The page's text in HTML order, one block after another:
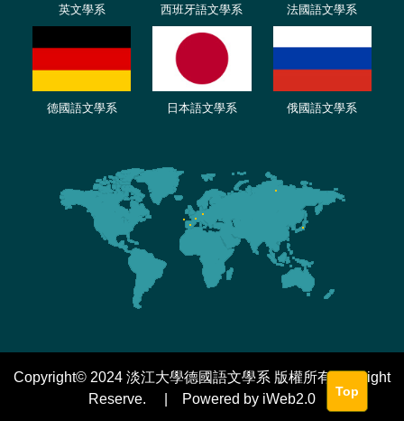
英文學系 西班牙語文學系 法國語文學系
德國語文學系 日本語文學系 俄國語文學系
Copyright© 2024 淡江大學德國語文學系 版權所有 All Right
Reserve. | Powered by iWeb2.0
Top